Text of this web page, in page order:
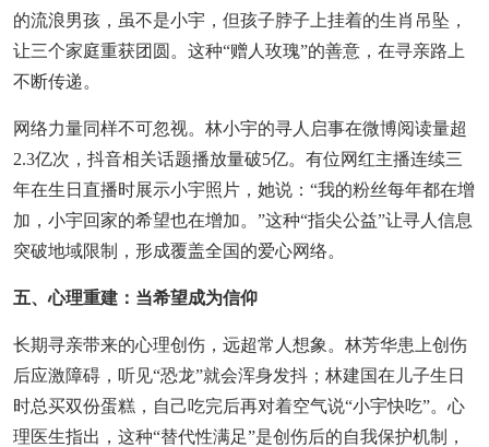
的流浪男孩，虽不是小宇，但孩子脖子上挂着的生肖吊坠，
让三个家庭重获团圆。这种“赠人玫瑰”的善意，在寻亲路上
不断传递。
网络力量同样不可忽视。林小宇的寻人启事在微博阅读量超
2.3亿次，抖音相关话题播放量破5亿。有位网红主播连续三
年在生日直播时展示小宇照片，她说：“我的粉丝每年都在增
加，小宇回家的希望也在增加。”这种“指尖公益”让寻人信息
突破地域限制，形成覆盖全国的爱心网络。
五、心理重建：当希望成为信仰
长期寻亲带来的心理创伤，远超常人想象。林芳华患上创伤
后应激障碍，听见“恐龙”就会浑身发抖；林建国在儿子生日
时总买双份蛋糕，自己吃完后再对着空气说“小宇快吃”。心
理医生指出，这种“替代性满足”是创伤后的自我保护机制，